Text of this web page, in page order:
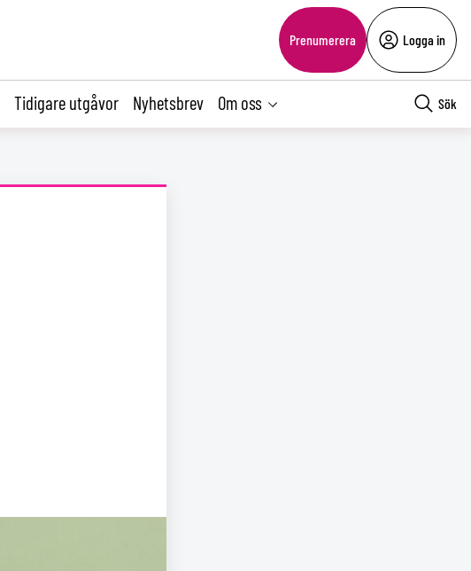
Prenumerera Logga in
Tidigare utgåvor Nyhetsbrev Om oss Sök